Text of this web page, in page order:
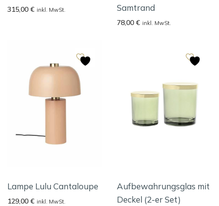
315,00 € inkl. MwSt.
Samtrand
78,00 € inkl. MwSt.
Lampe Lulu Cantaloupe
129,00 € inkl. MwSt.
Aufbewahrungsglas mit
Deckel (2-er Set)